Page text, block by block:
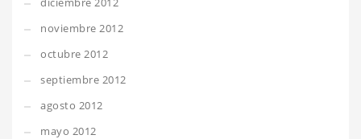
noviembre 2012
octubre 2012
septiembre 2012
agosto 2012
mayo 2012